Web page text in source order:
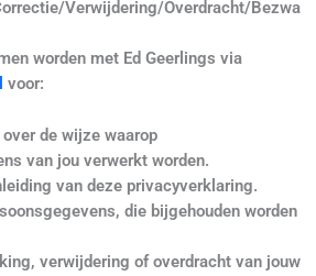
Verwijdering/Overdracht/Bezwa
worden met Ed Geerlings via
voor:
de wijze waarop
van jou verwerkt worden.
van deze privacyverklaring.
die bijgehouden worden
verwijdering of overdracht van jouw